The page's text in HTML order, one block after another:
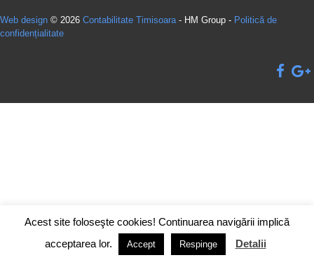
Web design © 2026 Contabilitate Timisoara- HM Group - Politică de
confidențialitate
Acest site foloseşte cookies! Continuarea navigării implică
acceptarea lor.
Accept Respinge Detalii